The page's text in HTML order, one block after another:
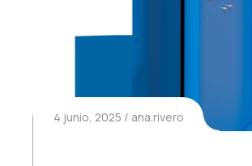
4 junio, 2025 ana.rivero